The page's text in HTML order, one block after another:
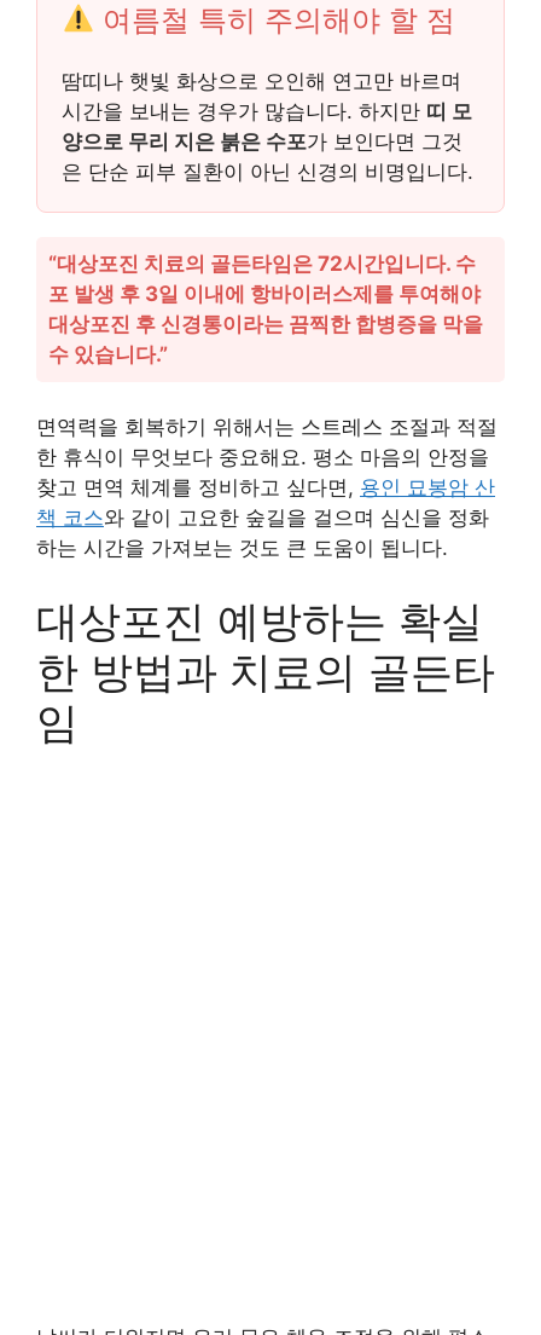
여름철 특히 주의해야 할 점
땀띠나 햇빛 화상으로 오인해 연고만 바르며
시간을 보내는 경우가 많습니다. 하지만 띠 모
양으로 무리 지은 붉은 수포가 보인다면 그것
은 단순 피부 질환이 아닌 신경의 비명입니다.
“대상포진 치료의 골든타임은 72시간입니다. 수
포 발생 후 3일 이내에 항바이러스제를 투여해야
대상포진 후 신경통이라는 끔찍한 합병증을 막을
수 있습니다.”
면역력을 회복하기 위해서는 스트레스 조절과 적절
한 휴식이 무엇보다 중요해요. 평소 마음의 안정을
찾고 면역 체계를 정비하고 싶다면, 용인 묘봉암 산
책 코스와 같이 고요한 숲길을 걸으며 심신을 정화
하는 시간을 가져보는 것도 큰 도움이 됩니다.
대상포진 예방하는 확실
한 방법과 치료의 골든타
임